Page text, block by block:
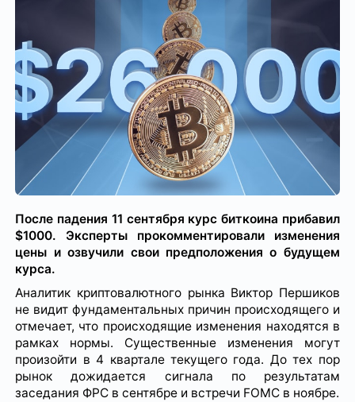
После падения 11 сентября курс биткоина прибавил
$1000. Эксперты прокомментировали изменения
цены и озвучили свои предположения о будущем
курса.
Аналитик криптовалютного рынка Виктор Першиков
не видит фундаментальных причин происходящего и
отмечает, что происходящие изменения находятся в
рамках нормы. Существенные изменения могут
произойти в 4 квартале текущего года. До тех пор
рынок дожидается сигнала по результатам
заседания ФРС в сентябре и встречи FOMC в ноябре.